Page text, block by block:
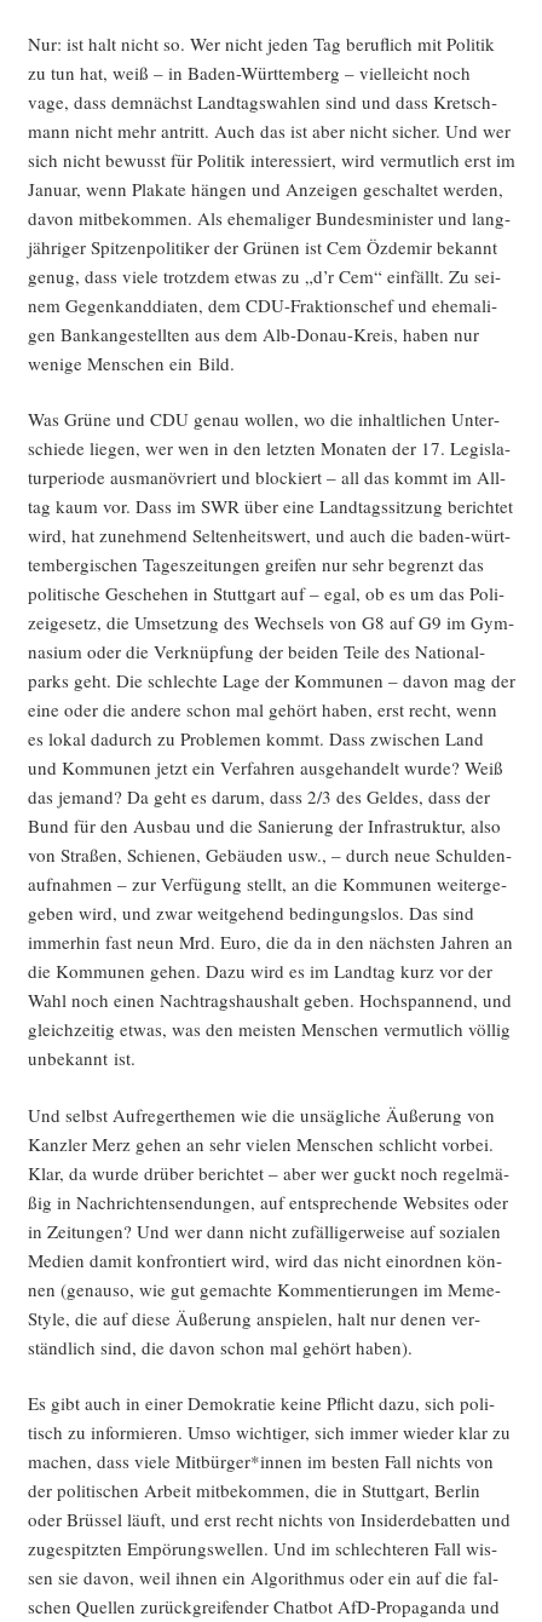
Nur: ist halt nicht so. Wer nicht jeden Tag beruf­lich mit Poli­tik
zu tun hat, weiß – in Baden-Würt­tem­berg – viel­leicht noch
vage, dass dem­nächst Land­tags­wah­len sind und dass Kret­sch­
mann nicht mehr antritt. Auch das ist aber nicht sicher. Und wer
sich nicht bewusst für Poli­tik inter­es­siert, wird ver­mut­lich erst im
Janu­ar, wenn Pla­ka­te hän­gen und Anzei­gen geschal­tet wer­den,
davon mit­be­kom­men. Als ehe­ma­li­ger Bun­des­mi­nis­ter und lang­
jäh­ri­ger Spit­zen­po­li­ti­ker der Grü­nen ist Cem Özd­emir bekannt
genug, dass vie­le trotz­dem etwas zu „d’r Cem“ ein­fällt. Zu sei­
nem Gegen­kand­dia­ten, dem CDU-Frak­ti­ons­chef und ehe­ma­li­
gen Bank­an­ge­stell­ten aus dem Alb-Donau-Kreis, haben nur
weni­ge Men­schen ein Bild.
Was Grü­ne und CDU genau wol­len, wo die inhalt­li­chen Unter­
schie­de lie­gen, wer wen in den letz­ten Mona­ten der 17. Legis­la­
tur­pe­ri­ode aus­ma­nö­vriert und blo­ckiert – all das kommt im All­
tag kaum vor. Dass im SWR über eine Land­tags­sit­zung berich­tet
wird, hat zuneh­mend Sel­ten­heits­wert, und auch die baden-würt­
tem­ber­gi­schen Tages­zei­tun­gen grei­fen nur sehr begrenzt das
poli­ti­sche Gesche­hen in Stutt­gart auf – egal, ob es um das Poli­
zei­ge­setz, die Umset­zung des Wech­sels von G8 auf G9 im Gym­
na­si­um oder die Ver­knüp­fung der bei­den Tei­le des Natio­nal­
parks geht. Die schlech­te Lage der Kom­mu­nen – davon mag der
eine oder die ande­re schon mal gehört haben, erst recht, wenn
es lokal dadurch zu Pro­ble­men kommt. Dass zwi­schen Land
und Kom­mu­nen jetzt ein Ver­fah­ren aus­ge­han­delt wur­de? Weiß
das jemand? Da geht es dar­um, dass 2/3 des Gel­des, dass der
Bund für den Aus­bau und die Sanie­rung der Infra­struk­tur, also
von Stra­ßen, Schie­nen, Gebäu­den usw., – durch neue Schul­den­
auf­nah­men – zur Ver­fü­gung stellt, an die Kom­mu­nen wei­ter­ge­
ge­ben wird, und zwar weit­ge­hend bedin­gungs­los. Das sind
immer­hin fast neun Mrd. Euro, die da in den nächs­ten Jah­ren an
die Kom­mu­nen gehen. Dazu wird es im Land­tag kurz vor der
Wahl noch einen Nach­trags­haus­halt geben. Hoch­span­nend, und
gleich­zei­tig etwas, was den meis­ten Men­schen ver­mut­lich völ­lig
unbe­kannt ist.
Und selbst Auf­re­ger­the­men wie die unsäg­li­che Äuße­rung von
Kanz­ler Merz gehen an sehr vie­len Men­schen schlicht vor­bei.
Klar, da wur­de drü­ber berich­tet – aber wer guckt noch regel­mä­
ßig in Nach­rich­ten­sen­dun­gen, auf ent­spre­chen­de Web­sites oder
in Zei­tun­gen? Und wer dann nicht zufäl­li­ger­wei­se auf sozia­len
Medi­en damit kon­fron­tiert wird, wird das nicht ein­ord­nen kön­
nen (genau­so, wie gut gemach­te Kom­men­tie­run­gen im Meme-
Style, die auf die­se Äuße­rung anspie­len, halt nur denen ver­
ständ­lich sind, die davon schon mal gehört haben).
Es gibt auch in einer Demo­kra­tie kei­ne Pflicht dazu, sich poli­
tisch zu infor­mie­ren. Umso wich­ti­ger, sich immer wie­der klar zu
machen, dass vie­le Mitbürger*innen im bes­ten Fall nichts von
der poli­ti­schen Arbeit mit­be­kom­men, die in Stutt­gart, Ber­lin
oder Brüs­sel läuft, und erst recht nichts von Insi­der­de­bat­ten und
zuge­spitz­ten Empö­rungs­wel­len. Und im schlech­te­ren Fall wis­
sen sie davon, weil ihnen ein Algo­rith­mus oder ein auf die fal­
schen Quel­len zurück­grei­fen­der Chat­bot AfD-Pro­pa­gan­da und